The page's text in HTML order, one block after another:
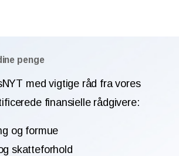
penge
med vigtige råd fra vores
finansielle rådgivere:
og formue
skatteforhold